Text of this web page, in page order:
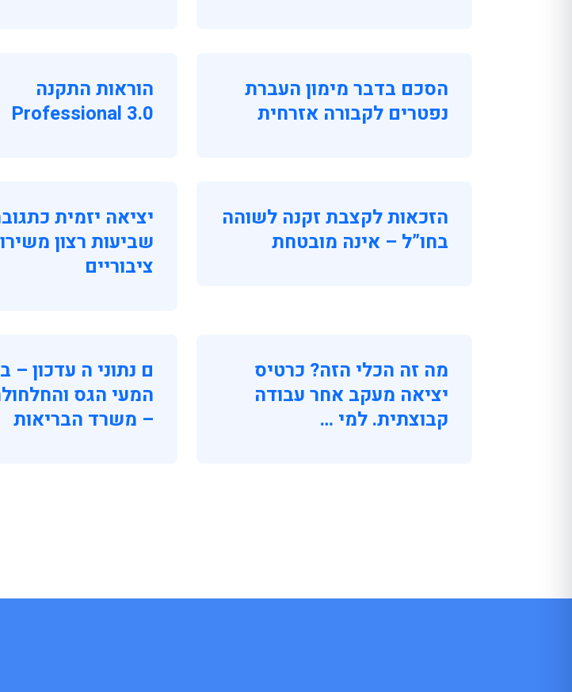
הסכם בדבר מימון העברת
נפטרים לקבורה אזרחית
הוראות התקנה
Professional 3.0
הזכאות לקצבת זקנה לשוהה
בחו”ל – אינה מובטחת
יציאה יזמית
שביעות רצון
ציבוריים
מה זה הכלי הזה? כרטיס
יציאה מעקב אחר עבודה
קבוצתית. למי …
ם נתוני ה עדכון –
המעי הגס
– משרד הבריאות